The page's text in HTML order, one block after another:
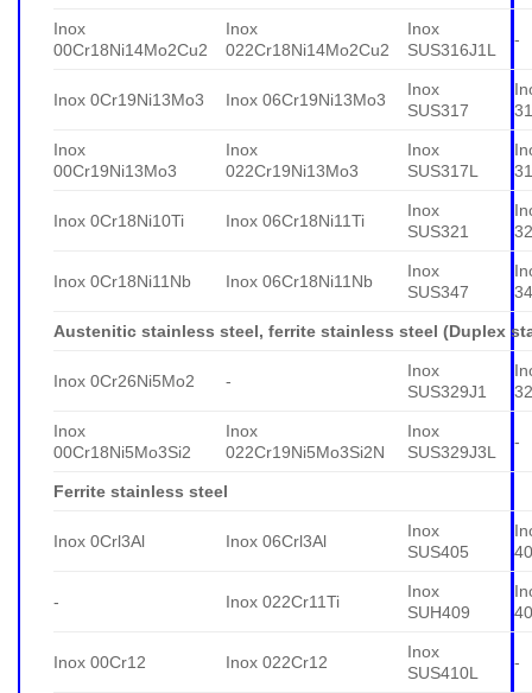
Inox
00Cr18Ni14Mo2Cu2
Inox
022Cr18Ni14Mo2Cu2
Inox
SUS316J1L
-
Inox 0Cr19Ni13Mo3 Inox 06Cr19Ni13Mo3
Inox
SUS317
Inox
00Cr19Ni13Mo3
Inox
022Cr19Ni13Mo3
Inox
SUS317L
Inox 0Cr18Ni10Ti Inox 06Cr18Ni11Ti
Inox
SUS321
Inox 0Cr18Ni11Nb Inox 06Cr18Ni11Nb
Inox
SUS347
Austenitic stainless steel, ferrite stainless steel (Duplex
Inox 0Cr26Ni5Mo2 -
Inox
SUS329J1
Inox
00Cr18Ni5Mo3Si2
Inox
022Cr19Ni5Mo3Si2N
Inox
SUS329J3L
-
Ferrite stainless steel
Inox 0Crl3Al Inox 06Crl3Al
Inox
SUS405
- Inox 022Cr11Ti
Inox
SUH409
Inox 00Cr12 Inox 022Cr12
Inox
SUS410L
-